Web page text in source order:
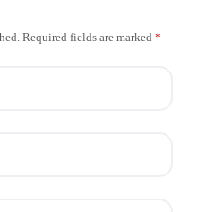
Required fields are marked *